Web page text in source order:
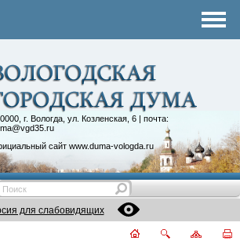
г. Вологда, ул. Козленская, 6 | почта:
сайт www.duma-vologda.ru
объединения
для слабовидящих